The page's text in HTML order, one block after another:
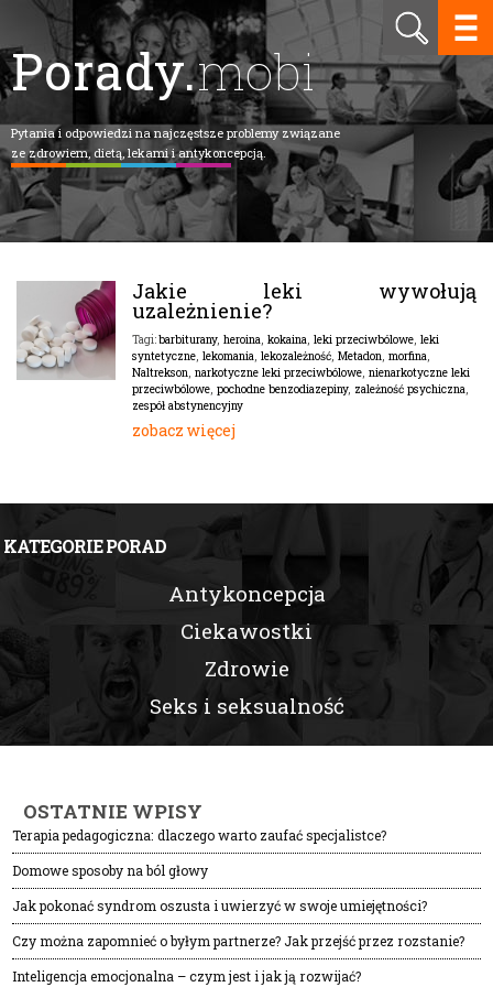
Porady.mobi
Pytania i odpowiedzi na najczęstsze problemy związane
ze zdrowiem, dietą, lekami i antykoncepcją.
Jakie leki wywołują
uzależnienie?
Tagi:barbiturany, heroina, kokaina, leki przeciwbólowe, leki
syntetyczne, lekomania, lekozależność, Metadon, morfina,
Naltrekson, narkotyczne leki przeciwbólowe, nienarkotyczne leki
przeciwbólowe, pochodne benzodiazepiny, zależność psychiczna,
zespół abstynencyjny
zobacz więcej
KATEGORIE PORAD
Antykoncepcja
Ciekawostki
Zdrowie
Seks i seksualność
OSTATNIE WPISY
Terapia pedagogiczna: dlaczego warto zaufać specjalistce?
Domowe sposoby na ból głowy
Jak pokonać syndrom oszusta i uwierzyć w swoje umiejętności?
Czy można zapomnieć o byłym partnerze? Jak przejść przez rozstanie?
Inteligencja emocjonalna – czym jest i jak ją rozwijać?